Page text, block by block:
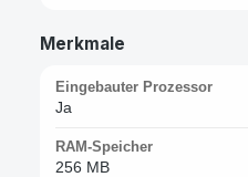
Merkmale
Eingebauter Prozessor
Ja
RAM-Speicher
256 MB